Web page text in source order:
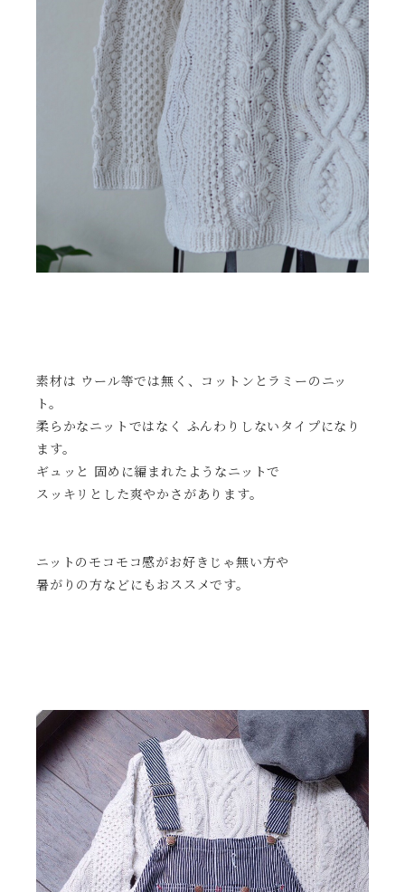
素材は ウール等では無く、 コットンとラミーのニッ
ト。
柔らかなニットではなく ふんわりしないタイプになり
ます。
ギュッと 固めに編まれたようなニットで
スッキリとした爽やかさがあります。
ニットのモコモコ感がお好きじゃ無い方や
暑がりの方などにもおススメです。